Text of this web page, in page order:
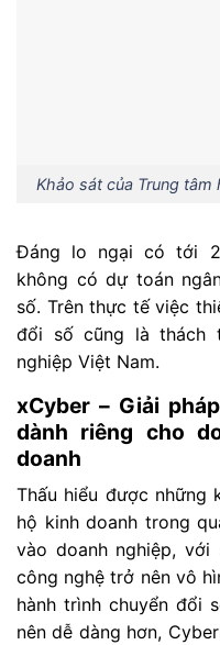
Khảo sát của Trung
Đáng lo ngại có tới
không có dự toán
số. Trên thực tế việc
đổi số cũng là thách
nghiệp Việt Nam.
xCyber – Giải
dành riêng cho
doanh
Thấu hiểu được những
hộ kinh doanh trong
vào doanh nghiệp,
công nghệ trở nên vô
hành trình chuyển đổi
nên dễ dàng hơn,